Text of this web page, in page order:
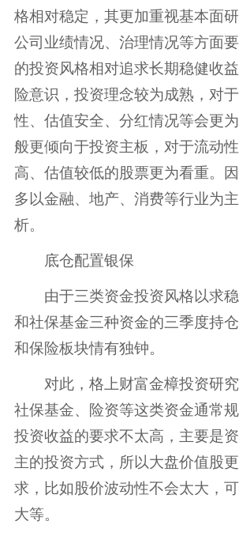
格相对稳定，其更加重视基本面
公司业绩情况、治理情况等方面
的投资风格相对追求长期稳健收
险意识，投资理念较为成熟，对
性、估值安全、分红情况等会更
般更倾向于投资主板，对于流动
高、估值较低的股票更为看重。
多以金融、地产、消费等行业为
析。
底仓配置银保
由于三类资金投资风格以求稳
和社保基金三种资金的三季度持
和保险板块情有独钟。
对此，格上财富金樟投资研究
社保基金、险资等这类资金通常
投资收益的要求不太高，主要是
主的投资方式，所以大盘价值股
求，比如股价波动性不会太大，
大等。